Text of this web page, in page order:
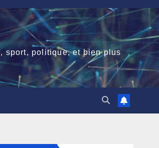
sport, politique, et bien plus